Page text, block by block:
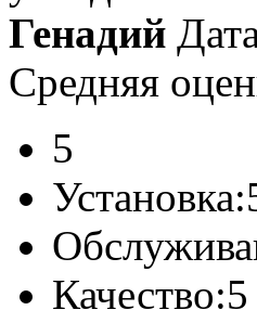
Генадий
Средняя
5
Установка:
Качество:5